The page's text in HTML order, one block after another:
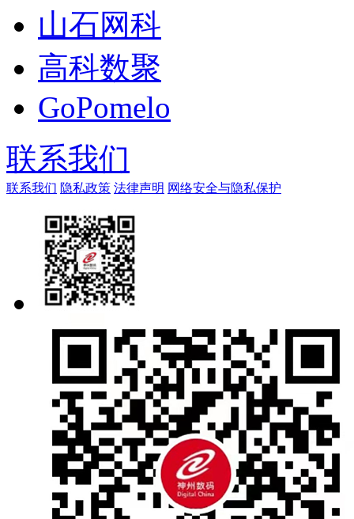
山石网科
高科数聚
GoPomelo
联系我们
联系我们 隐私政策 法律声明 网络安全与隐私保护